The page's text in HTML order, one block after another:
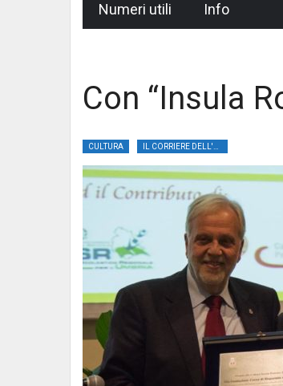
Numeri utili Info
Con “Insula
CULTURA